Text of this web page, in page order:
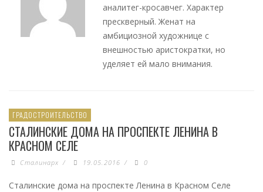
аналитег-кросавчег. Характер
прескверный. Женат на
амбициозной художнице с
внешностью аристократки, но
уделяет ей мало внимания.
ГРАДОСТРОИТЕЛЬСТВО
СТАЛИНСКИЕ ДОМА НА ПРОСПЕКТЕ ЛЕНИНА В
КРАСНОМ СЕЛЕ
Сталинарх / 19.05.2016 / 0
Сталинские дома на проспекте Ленина в Красном Селе